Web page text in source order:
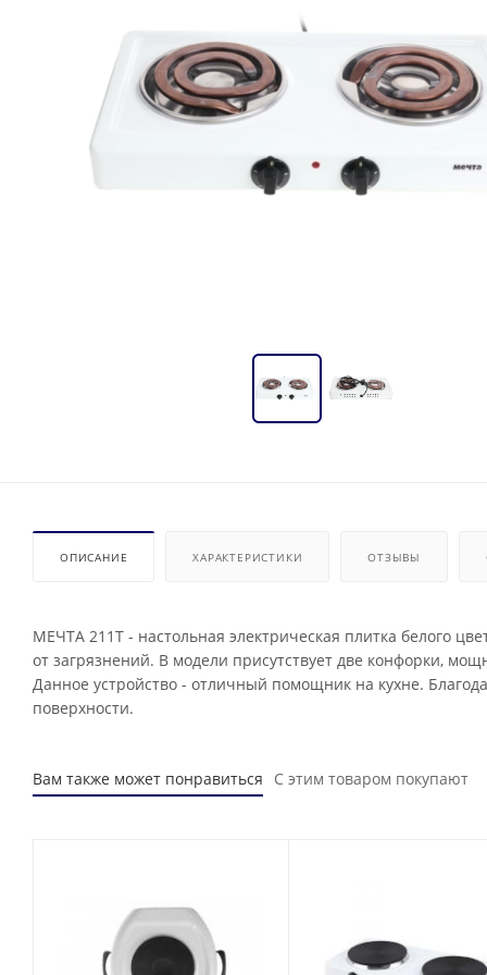
ОПИСАНИЕ ХАРАКТЕРИСТИКИ ОТЗЫВЫ
МЕЧТА 211Т - настольная электрическая плитка белого
от загрязнений. В модели присутствует две конфорки,
Данное устройство - отличный помощник на кухне.
поверхности.
Вам также может понравиться С этим товаром покупают